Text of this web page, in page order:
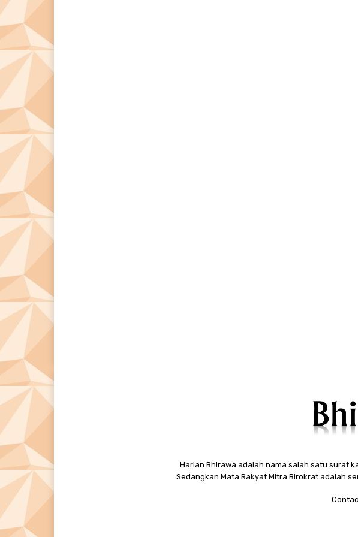
Harian Bhirawa adalah nama salah satu surat
Sedangkan Mata Rakyat Mitra Birokrat adalah